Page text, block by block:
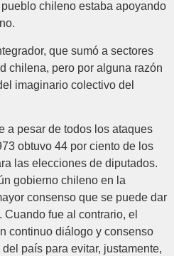
chileno estaba apoyando
que sumó a sectores
chilena, pero por alguna razón
imaginario colectivo del
a pesar de todos los ataques
obtuvo 44 por ciento de los
las elecciones de diputados.
gobierno chileno en la
consenso que se puede dar
fue al contrario, el
continuo diálogo y consenso
país para evitar, justamente,